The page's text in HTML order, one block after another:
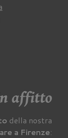
affitto
della nostra
a Firenze: